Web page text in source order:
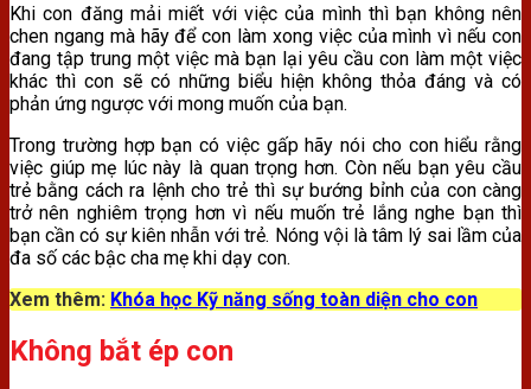
Khi con đăng mải miết với việc của mình thì bạn không nên
chen ngang mà hãy để con làm xong việc của mình vì nếu con
đang tập trung một việc mà bạn lại yêu cầu con làm một việc
khác thì con sẽ có những biểu hiện không thỏa đáng và có
phản ứng ngược với mong muốn của bạn.
Trong trường hợp bạn có việc gấp hãy nói cho con hiểu rằng
việc giúp mẹ lúc này là quan trọng hơn. Còn nếu bạn yêu cầu
trẻ bằng cách ra lệnh cho trẻ thì sự bướng bỉnh của con càng
trở nên nghiêm trọng hơn vì nếu muốn trẻ lắng nghe bạn thì
bạn cần có sự kiên nhẫn với trẻ. Nóng vội là tâm lý sai lầm của
đa số các bậc cha mẹ khi dạy con.
Xem thêm: Khóa học Kỹ năng sống toàn diện cho con
Không bắt ép con